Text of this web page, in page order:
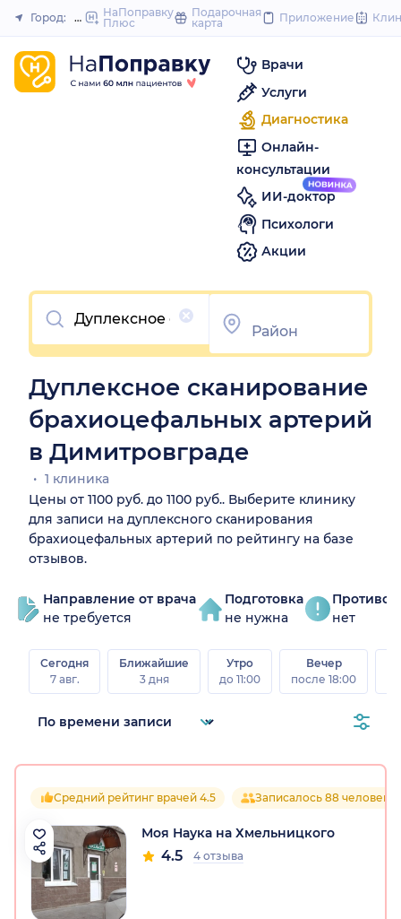
to
Закрыть
Город: Димитровград
НаПоправку
Плюс
Подарочная
карта
Приложение
Врачи
Услуги
Диагностика
Онлайн-
консультации
ИИ-доктор
Психологи
Акции
Очистить
Дуплексное сканирование
брахиоцефальных артерий
в Димитровграде
1 клиника
Цены от 1100 руб. до 1100 руб.. Выберите клинику
для записи на дуплексного сканирования
брахиоцефальных артерий по рейтингу на базе
отзывов.
Направление от врача
не требуется
Подготовка
не нужна
нет
Сегодня
7 авг.
Ближайшие
3 дня
Утро
до 11:00
Вечер
после 18:00
Средний рейтинг врачей 4.5 Записалось 88 человек
Моя Наука на Хмельницкого
4.5 4 отзыва